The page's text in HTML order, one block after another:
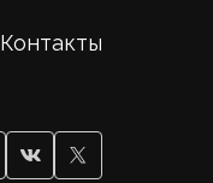
Контакты